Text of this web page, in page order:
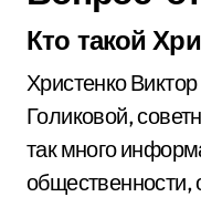
Кто такой
Христенко
Голиковой,
так много
общественности,